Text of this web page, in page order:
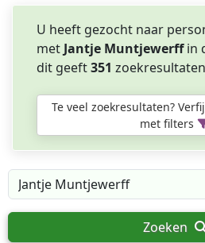
U heeft gezocht naar
met Jantje Muntjewerffin
dit geeft351 zoekresultaten
Te veel zoekresultaten?
met filters
Zoeken